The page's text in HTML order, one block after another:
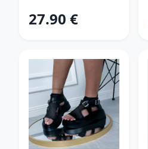
27.90 €